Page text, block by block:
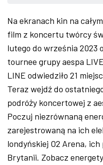
W RZESZOWIE
Na ekranach kin na
film z koncertu twórcy
lutego do września 2023
tournee grupy aespa
LINE odwiedziło 21
Teraz wejdź do
podróży koncertowej z
Poczuj niezrównaną
zarejestrowaną na ich
londyńskiej O2 Arena,
Brytanii. Zobacz